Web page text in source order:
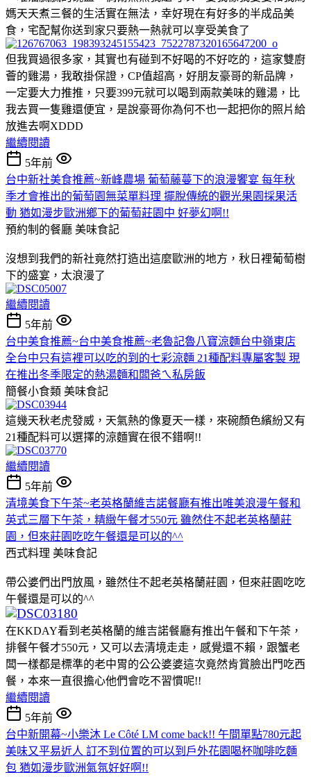
媽天天煮三餐的生活實在無法，幸好現在有好多的半成品美
食，宅配幫你送到家只要熱一熱就可以享受美食了
但我買過很多家，其實也有碰到不好喝的不好吃的，這家雙廚
薈的雞湯，我敢掛保證，CP值超高，好朋友豪哥的新品牌，
一定要大力推推，只要399元就可以喝到兩款美味的雞湯，比
我去買一隻雞還便宜，是說豪哥你為何不也一起把你的照片給
放進去啊XDDD
繼續閱讀
5年前
台中新社美食推薦~新峰農場 葡萄藤蔓下的浪漫饗宴 每年秋
季才會推出的葡萄園無菜單料理 擺脫傳統的觀光果園採果活
動 猶如漫步歐洲鄉下的葡萄莊園中 好夢幻啊!!
預約制的餐廳 美味食記
沒想到我們的新社竟然打造出這麼歐洲的地方，秋日裡葡萄樹
下的盛宴，太浪漫了
繼續閱讀
5年前
台中美食推薦~台中美食推薦~老魯記魯八寶涼麵台中嶺東店
全台中只有這裡可以吃的到的七彩涼麵 21種配料專屬客製 現
在推出冬季限定的熱湯麵和闆爸ㄟ私房飯
簡餐小食類 美味食記
這幾天秋老虎發威，天氣熱的像夏天一樣，來碗顏色繽紛又有
21種配料可以選擇的涼麵實在很不錯啊!!
繼續閱讀
5年前
清境美食下午茶~老英格蘭維吉諾餐廳有推出唯美浪漫午餐和
英式三層下午茶，精緻午餐才550元 雖然住不起老英格蘭莊
園，但來莊園吃吃午餐還是可以的^^
西式料理 美味食記
帶公婆們出門放風，雖然住不起老英格蘭莊園，但來莊園吃吃
午餐還是可以的^^
在KKDAY看到老英格蘭的維吉諾餐廳有推出午餐和下午茶，
排餐午餐才550元，又可以去清境走走，感覺還不賴，跟蟹老
闆一樣都是標準的老中胃的公公婆婆這次竟然肯賞臉出門吃西
餐，本來一直很擔心他們會吃不習慣呢!!
繼續閱讀
5年前
台中新開幕~小樂沐 Le Côté LM come back!! 午間單點780元起
美味又平易近人 訂不到位置的可以到戶外花園喝杯咖啡吃麵
包 猶如漫步歐洲氣氛好好啊!!